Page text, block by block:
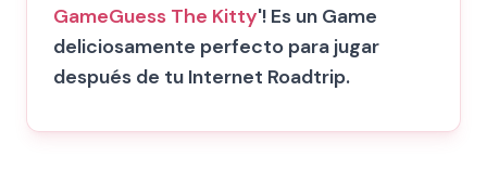
GameGuess The Kitty'! Es un Game
deliciosamente perfecto para jugar
después de tu Internet Roadtrip.